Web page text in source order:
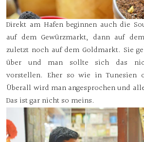
Direkt am Hafen beginnen auch die
auf dem Gewürzmarkt, dann auf
zuletzt noch auf dem Goldmarkt. Sie
über und man sollte sich das
vorstellen. Eher so wie in Tunesien
Überall wird man angesprochen und
Das ist gar nicht so meins.